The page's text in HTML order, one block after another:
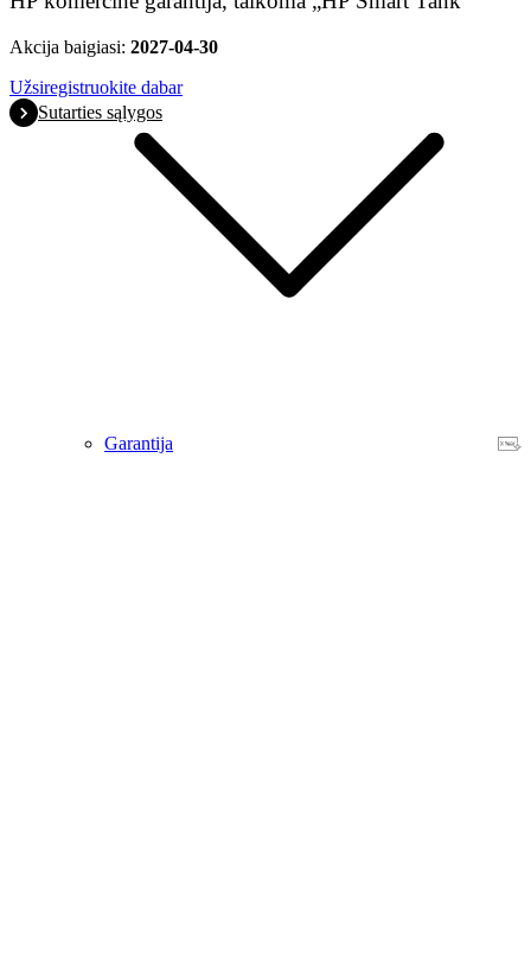
Garantija
Akcija baigiasi: 2027-04-30
Užsiregistruokite dabar
Sutarties sąlygos